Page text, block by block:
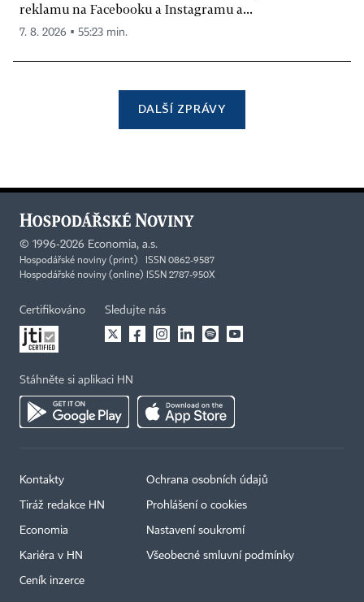
reklamu na Facebooku a Instagramu a...
7. 8. 2026 ▪ 55:23 min.
DALŠÍ ZPRÁVY
© 1996-2026 Economia, a.s.
Hospodářské noviny (print) ISSN 0862-9587
Hospodářské noviny (online) ISSN 2787-950X
Certifikováno Sledujte nás
Stáhněte si aplikaci HN
Kontakty
Tiráž redakce HN
Economia
Kariéra v HN
Ceník inzerce
Ochrana osobních údajů
Prohlášení o cookies
Nastavení soukromí
Všeobecné smluvní podmínky